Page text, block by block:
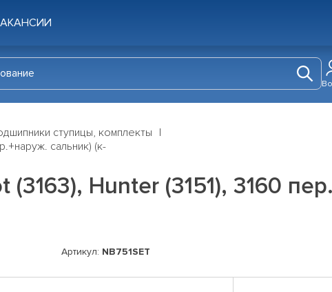
ступицы, комплекты
сальник) (к-
Hunter (3151), 3160
Артикул: NB751SET